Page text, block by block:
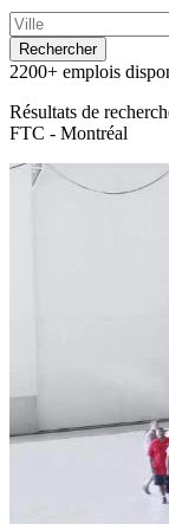
Rechercher
2200+ emplois
Résultats de
FTC - Montréal